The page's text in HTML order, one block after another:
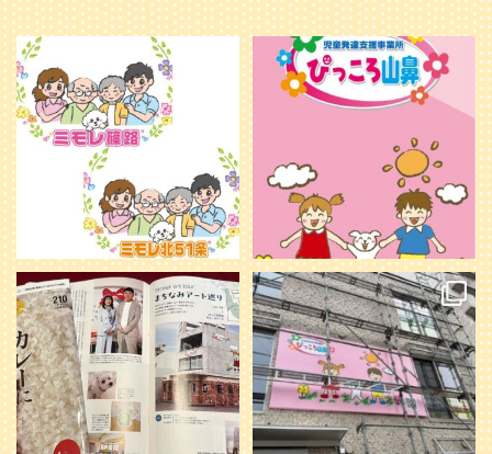
利用者様やご家族の皆さまに、親し
みや温かさが伝わるようなデザイン
を目指し、ミモレのイラストを新し
く作...
20 0
＼ 2026年6月1日 OPEN ／
...
25 0
本日発売のオトンvol.210号に掲載さ
れました！...
28 1
『ぴっころ山鼻』オープンに向けて
準備が着々と進んでいます。
皆さんお楽しみに〜
...
26 0